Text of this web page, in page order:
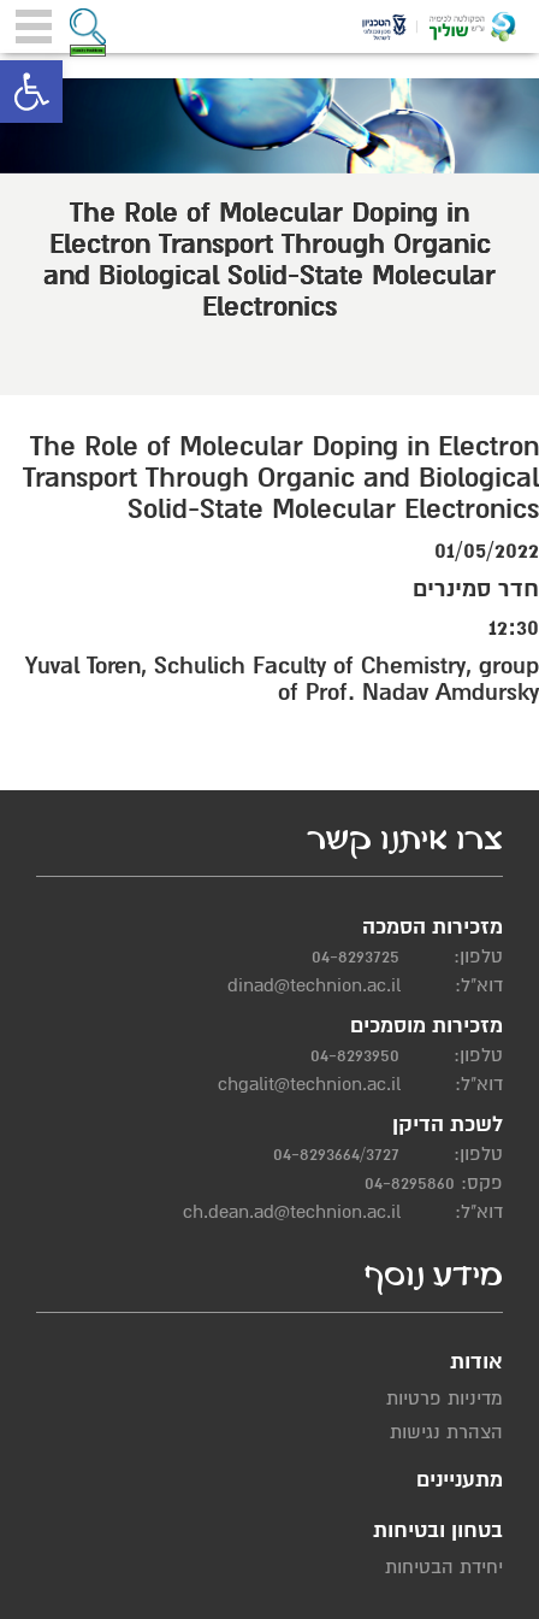
The Role of Molecular Doping in
Electron Transport Through Organic
and Biological Solid-State Molecular
Electronics
The Role of Molecular Doping in Electron
Transport Through Organic and Biological
Solid-State Molecular Electronics
01/05/2022
חדר סמינרים
12:30
Yuval Toren, Schulich Faculty of Chemistry, group
of Prof. Nadav Amdursky
צרו איתנו קשר
מזכירות הסמכה
טלפון:
04-8293725
דוא"ל:
dinad@technion.ac.il
מזכירות מוסמכים
טלפון:
04-8293950
דוא"ל:
chgalit@technion.ac.il
לשכת הדיקן
טלפון:
04-8293664/3727
פקס: 04-8295860
דוא"ל:
ch.dean.ad@technion.ac.il
מידע נוסף
אודות
מדיניות פרטיות
הצהרת נגישות
מתעניינים
בטחון ובטיחות
יחידת הבטיחות